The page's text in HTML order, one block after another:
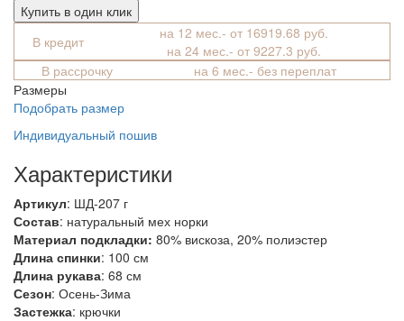
Купить в один клик
В кредит
на 12 мес.- от 16919.68 руб.
на 24 мес.- от 9227.3 руб.
В рассрочку
на 6 мес.- без переплат
Размеры
Подобрать размер
Индивидуальный пошив
Характеристики
Артикул: ШД-207 г
Состав: натуральный мех норки
Материал подкладки: 80% вискоза, 20% полиэстер
Длина спинки: 100 см
Длина рукава: 68 см
Сезон: Осень-Зима
Застежка: крючки